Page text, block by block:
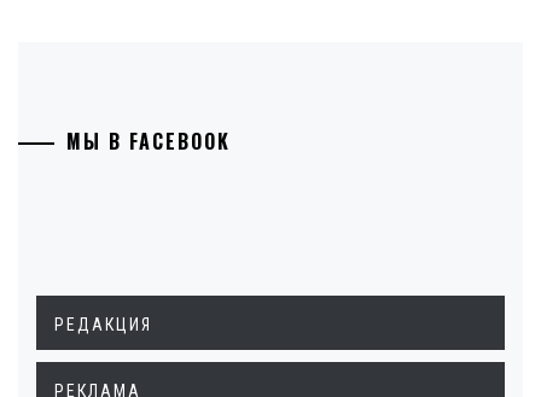
МЫ В FACEBOOK
РЕДАКЦИЯ
РЕКЛАМА